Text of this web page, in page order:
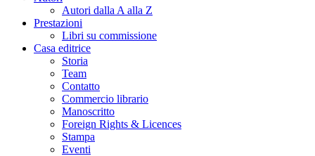
Autori dalla A alla Z
Prestazioni
Libri su commissione
Casa editrice
Storia
Team
Contatto
Commercio librario
Manoscritto
Foreign Rights & Licences
Stampa
Eventi